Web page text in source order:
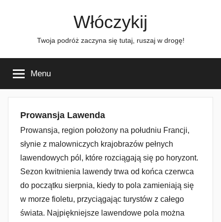
Włóczykij
Twoja podróż zaczyna się tutaj, ruszaj w drogę!
Menu
Prowansja Lawenda
Prowansja, region położony na południu Francji,
słynie z malowniczych krajobrazów pełnych
lawendowych pól, które rozciągają się po horyzont.
Sezon kwitnienia lawendy trwa od końca czerwca
do początku sierpnia, kiedy to pola zamieniają się
w morze fioletu, przyciągając turystów z całego
świata. Najpiękniejsze lawendowe pola można